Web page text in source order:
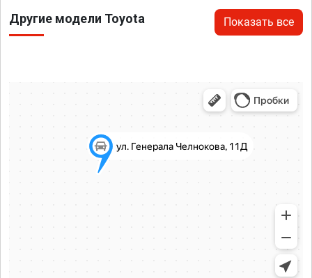
Другие модели Toyota Показать все